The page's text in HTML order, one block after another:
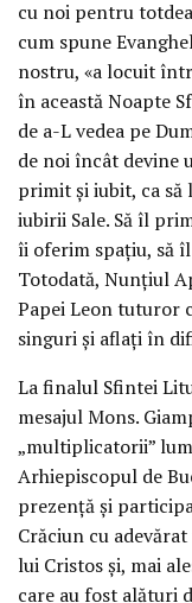
cu noi pentru
cum spune
nostru, «a locuit
în această Noapte
de a-L vedea pe
de noi încât devine
primit și iubit, ca să
iubirii Sale. Să îl
îi oferim spațiu, să îl
Totodată, Nunțiul
Papei Leon tuturor
singuri și aflați în
La finalul Sfintei
mesajul Mons.
„multiplicatorii”
Arhiepiscopul de
prezență și
Crăciun cu
lui Cristos și, mai
care au fost alături